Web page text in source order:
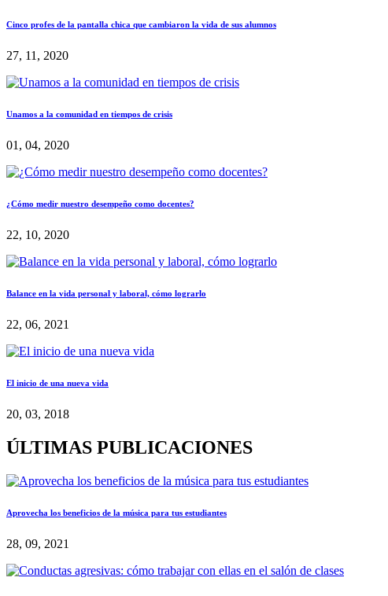
Cinco profes de la pantalla chica que cambiaron la vida de sus alumnos
27, 11, 2020
Unamos a la comunidad en tiempos de crisis
01, 04, 2020
¿Cómo medir nuestro desempeño como docentes?
22, 10, 2020
Balance en la vida personal y laboral, cómo lograrlo
22, 06, 2021
El inicio de una nueva vida
20, 03, 2018
ÚLTIMAS PUBLICACIONES
Aprovecha los beneficios de la música para tus estudiantes
28, 09, 2021